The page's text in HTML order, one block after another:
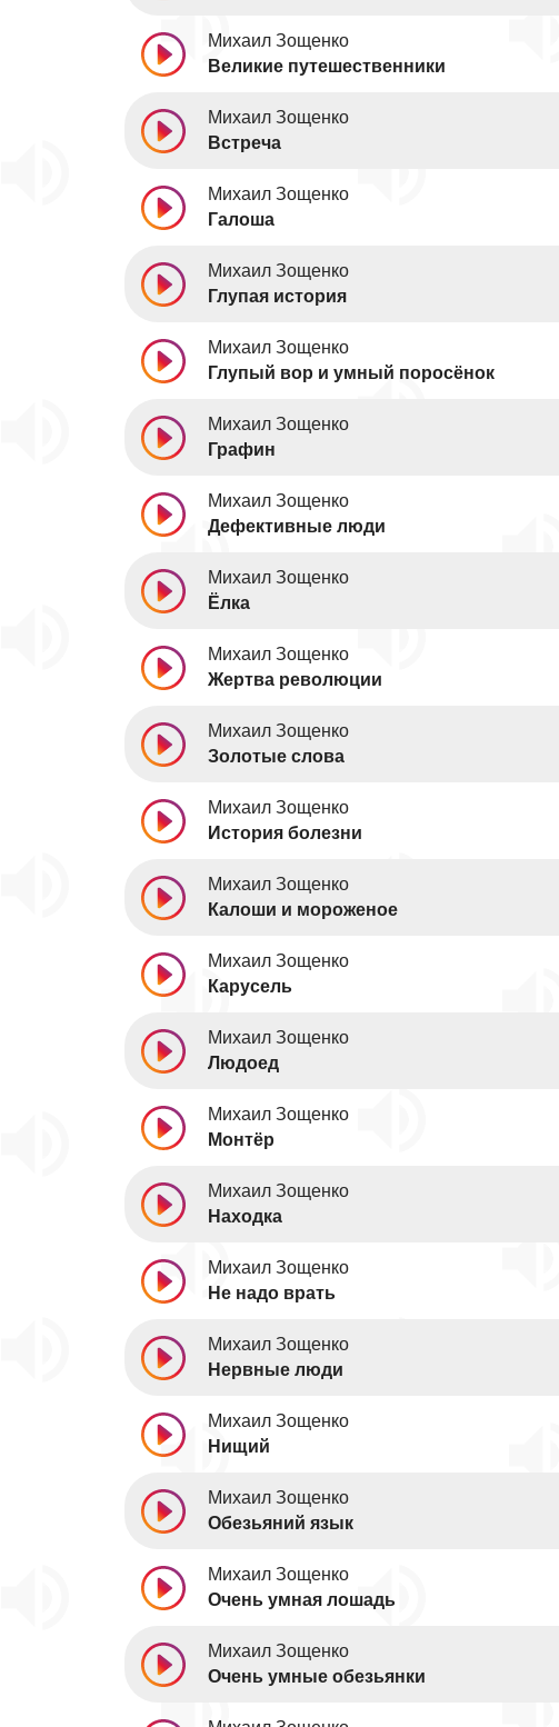
Михаил Зощенко
Великие путешественники
Михаил Зощенко
Встреча
Михаил Зощенко
Галоша
Михаил Зощенко
Глупая история
Михаил Зощенко
Глупый вор и умный поросёнок
Михаил Зощенко
Графин
Михаил Зощенко
Дефективные люди
Михаил Зощенко
Ёлка
Михаил Зощенко
Жертва революции
Михаил Зощенко
Золотые слова
Михаил Зощенко
История болезни
Михаил Зощенко
Калоши и мороженое
Михаил Зощенко
Карусель
Михаил Зощенко
Людоед
Михаил Зощенко
Монтёр
Михаил Зощенко
Находка
Михаил Зощенко
Не надо врать
Михаил Зощенко
Нервные люди
Михаил Зощенко
Нищий
Михаил Зощенко
Обезьяний язык
Михаил Зощенко
Очень умная лошадь
Михаил Зощенко
Очень умные обезьянки